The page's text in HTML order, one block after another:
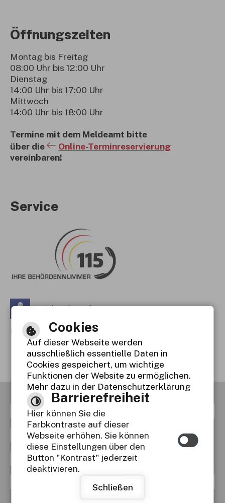
Öffnungszeiten
Montag bis Freitag
08:00 Uhr bis 12:00 Uhr
Dienstag
14:00 Uhr bis 17:00 Uhr
Mittwoch
14:00 Uhr bis 18:00 Uhr
Termine mit dem Meldeamt bitte
über die
Online-Terminreservierung
vereinbaren!
Service
Leichte Sprache
Gebärdensprache
Barrierefreie Ansicht
RSS Inhaltsverzeichnis
Datenschutzerklärung
Erklärung zur Barrierefreiheit
Cookies
Auf dieser Webseite werden
ausschließlich essentielle Daten in
Cookies gespeichert, um wichtige
Funktionen der Website zu ermöglichen.
Mehr dazu in der Datenschutzerklärung
Barrierefreiheit
Hier können Sie die
Farbkontraste auf dieser
Webseite erhöhen. Sie können
diese Einstellungen über den
Button "Kontrast" jederzeit
deaktivieren.
Schließen